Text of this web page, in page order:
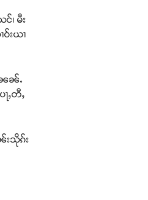
၊ မီး
းယၢ
ၼၼ်ႉ
ႇတီႇ
းသိုၵ်း